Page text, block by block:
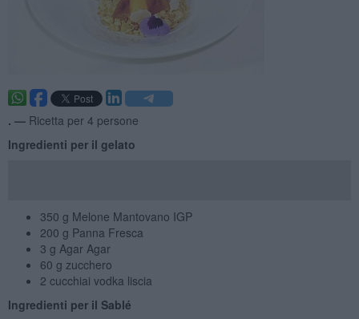
. — Ricetta per 4 persone
Ingredienti per il gelato
350 g Melone Mantovano IGP
200 g Panna Fresca
3 g Agar Agar
60 g zucchero
2 cucchiai vodka liscia
Ingredienti per il Sablé